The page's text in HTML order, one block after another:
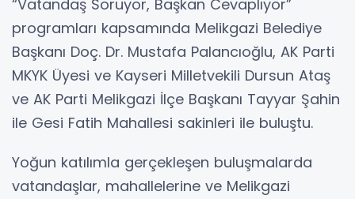
“Vatandaş Soruyor, Başkan Cevaplıyor”
programları kapsamında Melikgazi Belediye
Başkanı Doç. Dr. Mustafa Palancıoğlu, AK Parti
MKYK Üyesi ve Kayseri Milletvekili Dursun Ataş
ve AK Parti Melikgazi İlçe Başkanı Tayyar Şahin
ile Gesi Fatih Mahallesi sakinleri ile buluştu.
Yoğun katılımla gerçekleşen buluşmalarda
vatandaşlar, mahallelerine ve Melikgazi